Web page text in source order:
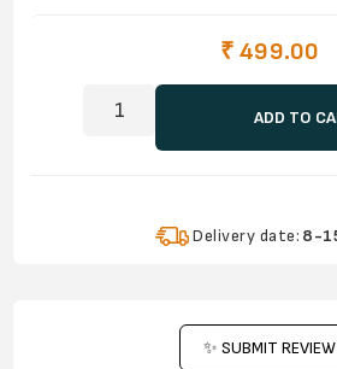
₹ 499.00
ADD TO
Delivery date: 8-
✨ SUBMIT REVIEW